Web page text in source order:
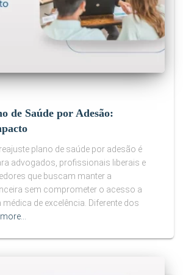
de Saúde por Adesão:
plano de saúde por adesão é
advogados, profissionais liberais e
que buscam manter a
sem comprometer o acesso a
de excelência. Diferente dos